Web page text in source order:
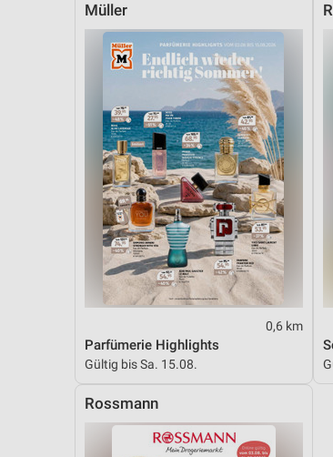
Müller
0,6 km
Parfümerie Highlights
Gültig bis Sa. 15.08.
Rossmann
Funktional